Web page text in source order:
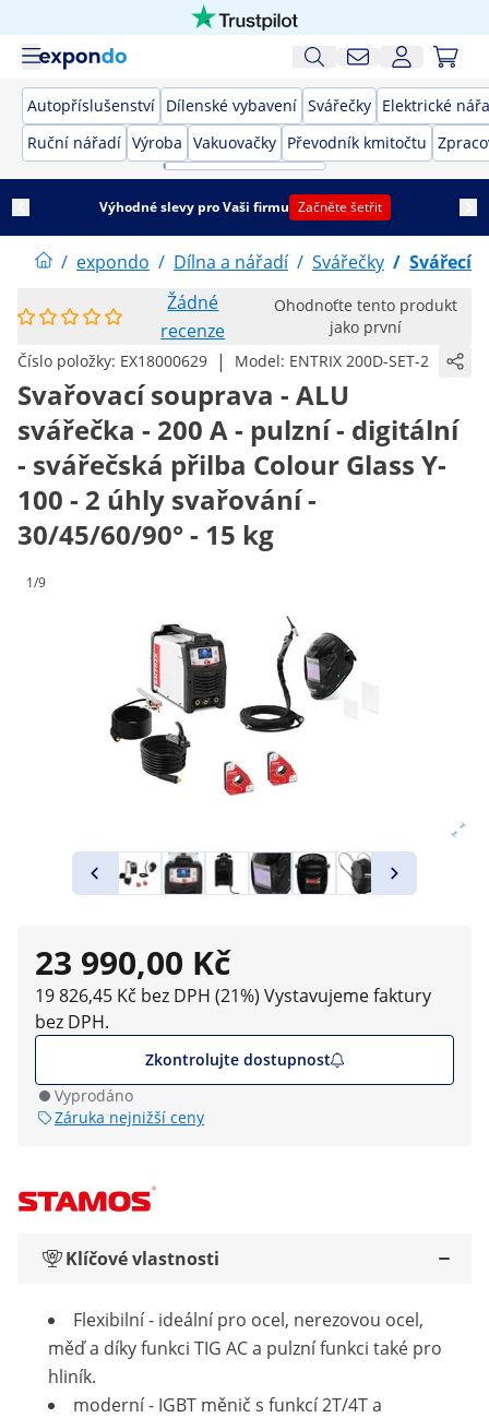
Autopříslušenství Dílenské vybavení Svářečky Elektrické
Ruční nářadí Výroba Vakuovačky Převodník kmitočtu
Výhodné slevy pro Vaši firmu Začněte šetřit
/ expondo / Dílna a nářadí / Svářečky / Svářecí
Žádné
recenze
Ohodnoťte tento produkt
jako první
Číslo položky: EX18000629 | Model: ENTRIX 200D-SET-2
Svařovací souprava - ALU
svářečka - 200 A - pulzní - digitální
- svářečská přilba Colour Glass Y-
100 - 2 úhly svařování -
30/45/60/90° - 15 kg
1/9
23 990,00 Kč
19 826,45 Kč bez DPH (21%) Vystavujeme faktury
bez DPH.
Zkontrolujte dostupnost
Vyprodáno
Záruka nejnižší ceny
Klíčové vlastnosti
Flexibilní - ideální pro ocel, nerezovou ocel,
měď a díky funkci TIG AC a pulzní funkci také pro
hliník.
moderní - IGBT měnič s funkcí 2T/4T a